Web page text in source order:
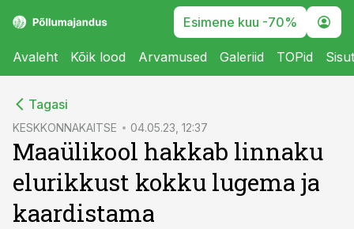
Esimene kuu -70%
Avaleht Kõik lood Arvamused Galeriid TOPid
Tagasi
KESKKONNAKAITSE 04.05.23, 12:37
Maaülikool hakkab linnaku
elurikkust kokku lugema ja
kaardistama